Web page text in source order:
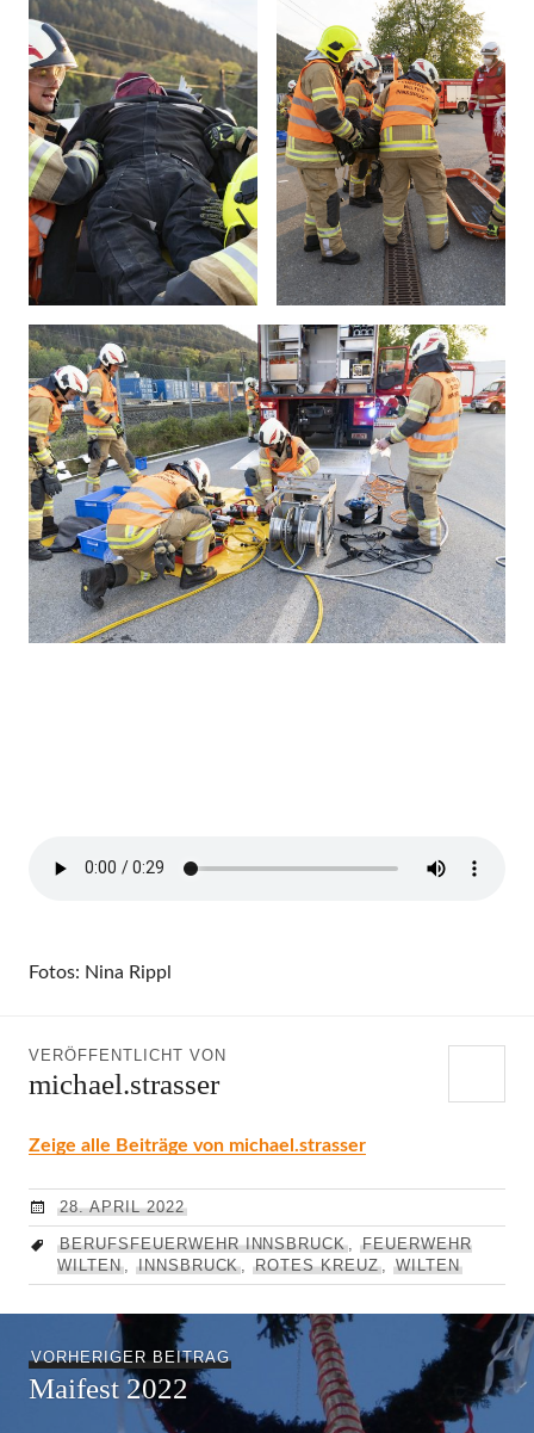
Fotos: Nina Rippl
VERÖFFENTLICHT VON
michael.strasser
Zeige alle Beiträge von michael.strasser
28. APRIL 2022
BERUFSFEUERWEHR INNSBRUCK ,FEUERWEHR
WILTEN, INNSBRUCK ,ROTES KREUZ, WILTEN
Beitragsnavigation
VORHERIGER BEITRAG Vorheriger
Maifest 2022